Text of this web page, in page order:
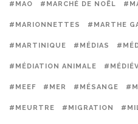
#MAO #MARCHÉ DE NOËL
#MARIONNETTES #MARTHE
#MARTINIQUE #MÉDIAS
#MÉDIATION ANIMALE
#MEEF #MER #MÉSANGE
#MEURTRE #MIGRATION